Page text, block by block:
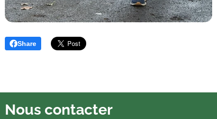
Share
Nous contacter